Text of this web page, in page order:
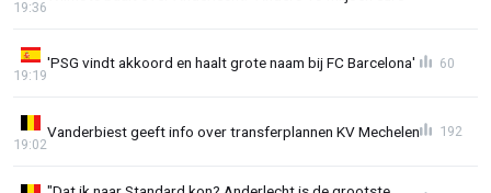
19:36
'PSG vindt akkoord en haalt grote naam bij FC Barcelona'
19:19
60
Vanderbiest geeft info over transferplannen KV Mechelen
19:02
192